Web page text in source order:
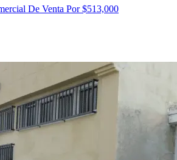
De Venta Por $513,000